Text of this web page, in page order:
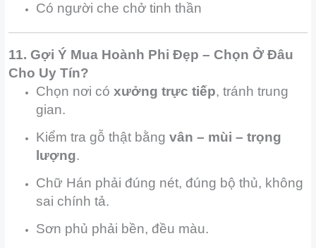
Có người che chở tinh thần
11. Gợi Ý Mua Hoành Phi Đẹp – Chọn Ở Đâu
Cho Uy Tín?
Chọn nơi cóxưởng trực tiếp, tránh trung
gian.
Kiểm tra gỗ thật bằngvân – mùi – trọng
lượng.
Chữ Hán phải đúng nét, đúng bộ thủ, không
sai chính tả.
Sơn phủ phải bền, đều màu.